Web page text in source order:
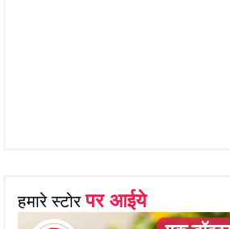
हमारे स्टोरपर आईये